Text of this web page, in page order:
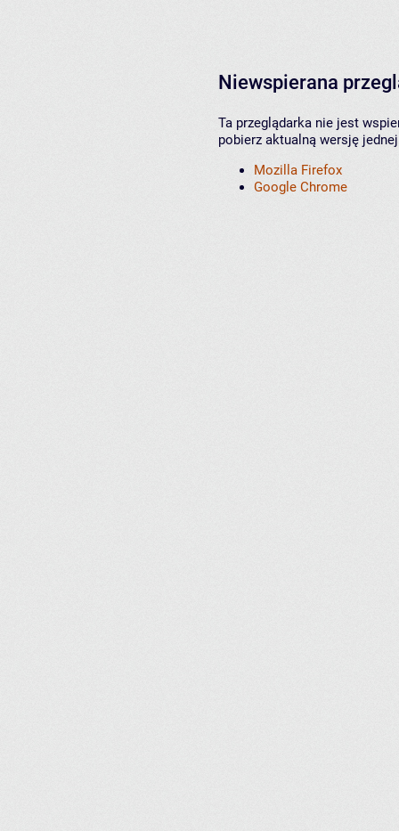
Niewspierana
Ta przeglądarka nie jest
pobierz aktualną wersję
Mozilla Firefox
Google Chrome